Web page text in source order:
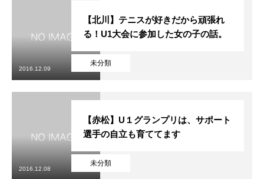
未分類
【北川】テニスが好きだから頑張れ
る！U1大会に参加した女の子の話。
2016.12.09
未分類
【赤松】U１グランプリは、サポート
選手の自立も育ててます
2016.12.08